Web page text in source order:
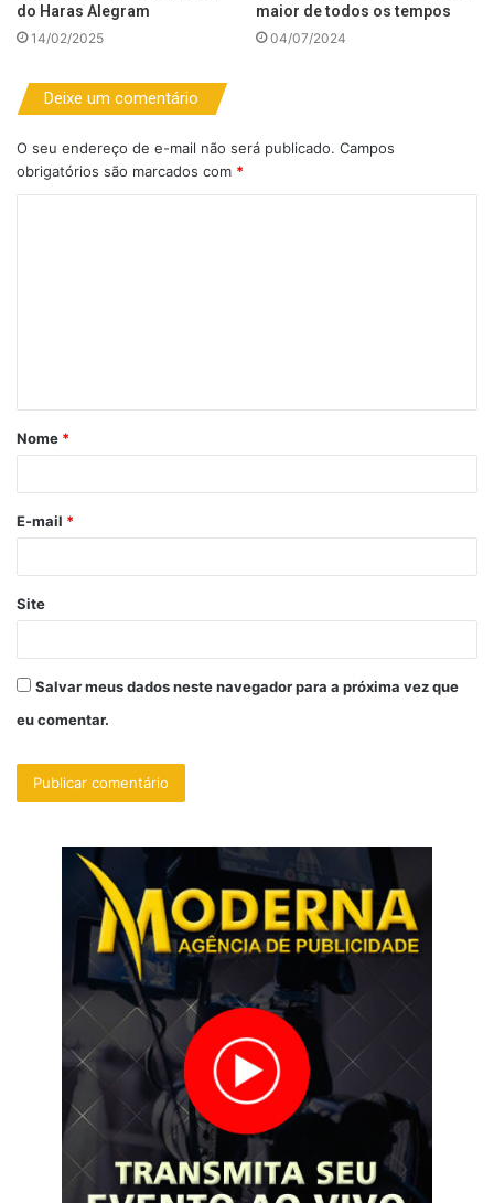
do Haras Alegram
14/02/2025
maior de todos os tempos
04/07/2024
Deixe um comentário
O seu endereço de e-mail não será publicado. Campos
obrigatórios são marcados com *
á
r
*
Nome *
E-mail *
Site
Salvar meus dados neste navegador para a próxima vez que
eu comentar.